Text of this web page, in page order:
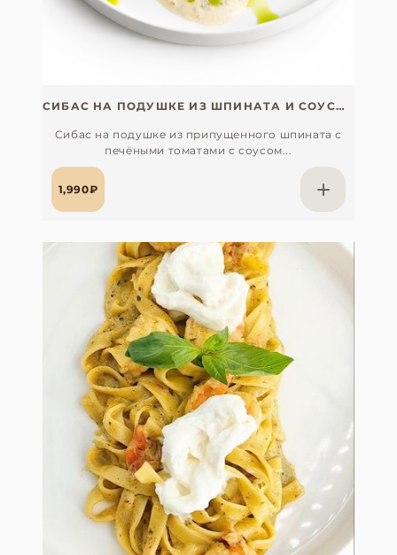
СИБАС НА ПОДУШКЕ ИЗ ШПИНАТА И СОУСОМ ВЕЛЮТЕ С ЩУЧЬЕЙ ИКРОЙ
Сибас на подушке из припущенного шпината с
печёными томатами с соусом...
1,990₽